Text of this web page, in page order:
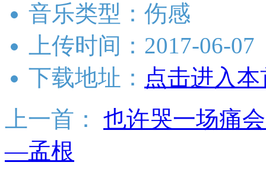
音乐类型：伤感
上传时间：2017-06-07
下载地址： 点击进入
上一首：
也许哭一场痛
—孟根